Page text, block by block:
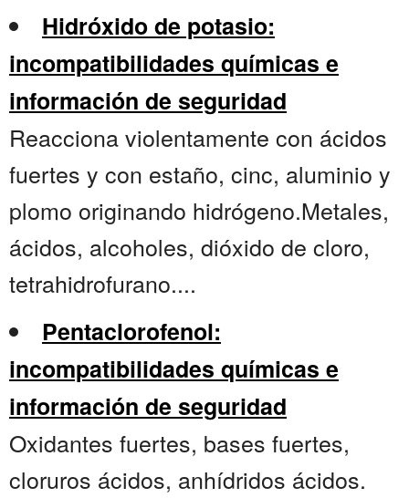
Hidróxido de potasio:
incompatibilidades químicas e
información de seguridad
Reacciona violentamente con ácidos
fuertes y con estaño, cinc, aluminio y
plomo originando hidrógeno.Metales,
ácidos, alcoholes, dióxido de cloro,
tetrahidrofurano....
Pentaclorofenol:
incompatibilidades químicas e
información de seguridad
Oxidantes fuertes, bases fuertes,
cloruros ácidos, anhídridos ácidos.